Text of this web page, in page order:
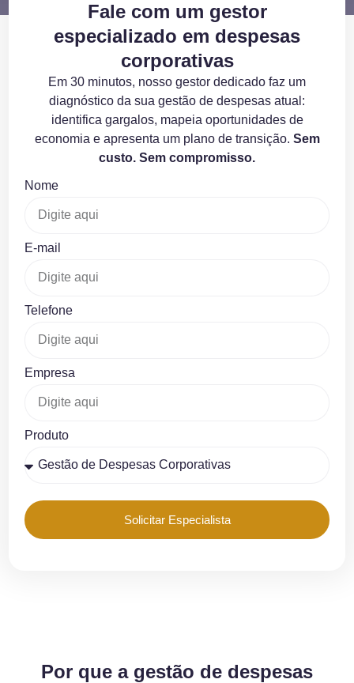
Fale com um gestor
especializado em despesas
corporativas
Em 30 minutos, nosso gestor dedicado faz um
diagnóstico da sua gestão de despesas atual:
identifica gargalos, mapeia oportunidades de
economia e apresenta um plano de transição. Sem
custo. Sem compromisso.
Nome
E-mail
Telefone
Empresa
Produto
Solicitar Especialista
Por que a gestão de despesas